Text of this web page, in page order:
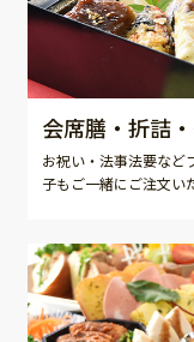
会席膳・折詰
お祝い・法事法要など
子もご一緒にご注文い